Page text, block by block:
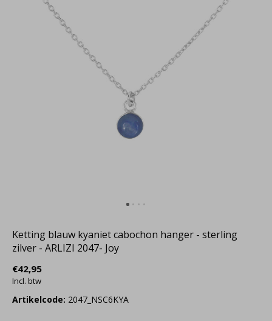
Ketting blauw kyaniet cabochon hanger - sterling
zilver - ARLIZI 2047- Joy
€42,95
Incl. btw
Artikelcode: 2047_NSC6KYA